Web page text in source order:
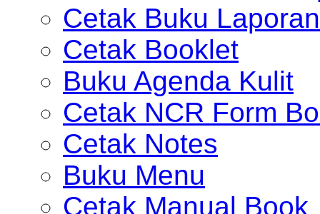
Cetak Buku Laporan
Cetak Booklet
Buku Agenda Kulit
Cetak NCR Form
Cetak Notes
Buku Menu
Cetak Manual Book